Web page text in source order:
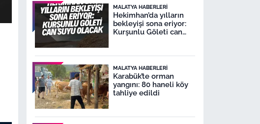
MALATYA HABERLERI
Hekimhan’da yılların
bekleyişi sona eriyor:
Kurşunlu Göleti can
MALATYA HABERLERI
Karabük’te orman
yangını: 80 haneli köy
tahliye edildi